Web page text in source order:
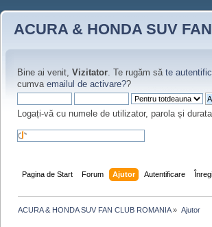
ACURA & HONDA SUV
Bine ai venit, Vizitator. Te rugăm să te
cumva emailul de activare??
Logați-vă cu numele de utilizator, parola și
Pagina de Start Forum Ajutor Autentificare
ACURA & HONDA SUV FAN CLUB ROMANIA» Ajutor